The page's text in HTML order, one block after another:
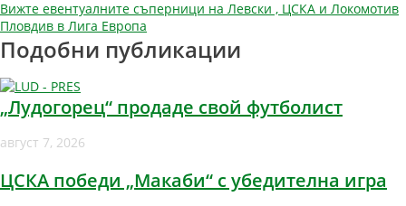
Вижте евентуалните съперници на Левски , ЦСКА и Локомотив
Пловдив в Лига Европа
Подобни публикации
„Лудогорец“ продаде свой футболист
август 7, 2026
ЦСКА победи „Макаби“ с убедителна игра